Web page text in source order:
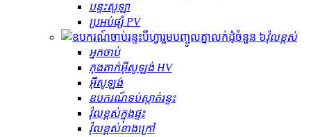
បន្ទះសូឡា
ប្រអប់ផ្សំ PV
វ៉ុលខ្ពស់
អ្នកចាប់
កុងតាក់​អ៊ីសូឡង់ HV
អ៊ីសូឡង់
ឧបករណ៍​ទប់ស្កាត់​រន្ទះ
វ៉ុលខ្ពស់ក្នុងផ្ទះ
វ៉ុលខ្ពស់ខាងក្រៅ